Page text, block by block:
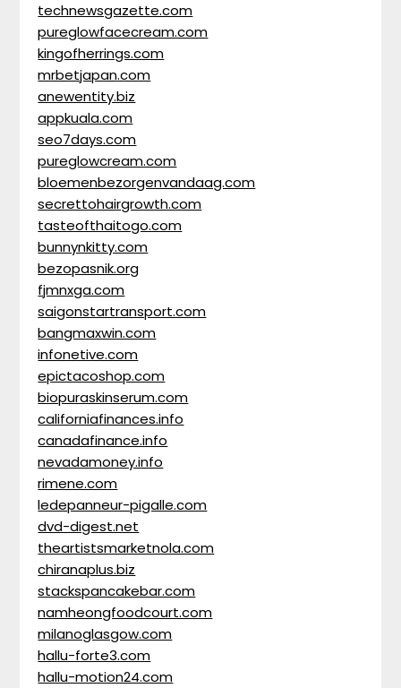
technewsgazette.com
pureglowfacecream.com
kingofherrings.com
mrbetjapan.com
anewentity.biz
appkuala.com
seo7days.com
pureglowcream.com
bloemenbezorgenvandaag.com
secrettohairgrowth.com
tasteofthaitogo.com
bunnynkitty.com
bezopasnik.org
fjmnxga.com
saigonstartransport.com
bangmaxwin.com
infonetive.com
epictacoshop.com
biopuraskinserum.com
californiafinances.info
canadafinance.info
nevadamoney.info
rimene.com
ledepanneur-pigalle.com
dvd-digest.net
theartistsmarketnola.com
chiranaplus.biz
stackspancakebar.com
namheongfoodcourt.com
milanoglasgow.com
hallu-forte3.com
hallu-motion24.com